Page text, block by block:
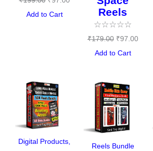
Add to Cart
Reels
☆☆☆☆☆
₹179.00 ₹97.00
Add to Cart
Digital Products
Original
price
was:
₹479.00.
₹197.00.
Reels Bundle
Original
price
was:
₹69.00.